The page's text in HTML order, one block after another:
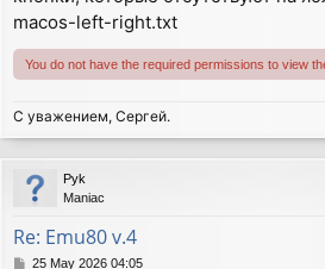
macos-left-right.txt
You do not have the required permissions to view
С уважением, Сергей.
Pyk
Maniac
Re: Emu80 v.4
P25 May 2026 04:05